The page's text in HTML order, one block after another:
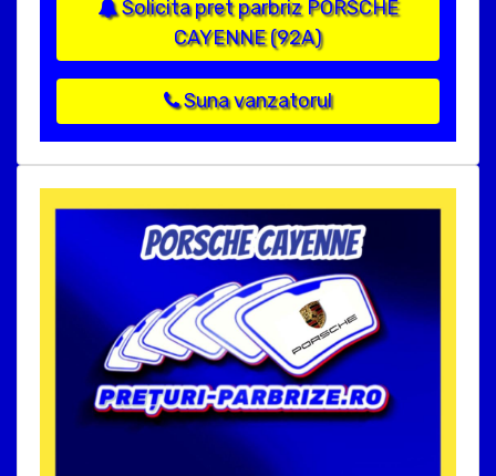
Solicita pret parbriz PORSCHE
CAYENNE (92A)
Suna vanzatorul